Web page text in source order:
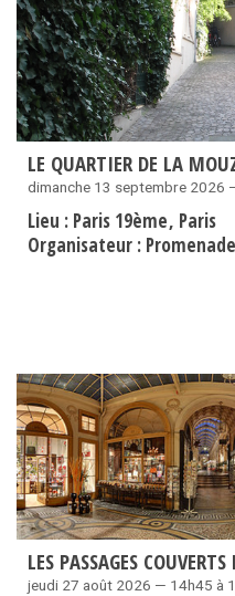
LE QUARTIER DE LA
dimanche 13 septembre 2026
Lieu : Paris 19ème Paris
Organisateur :
LES PASSAGES
jeudi 27 août 2026 — 14h45 à